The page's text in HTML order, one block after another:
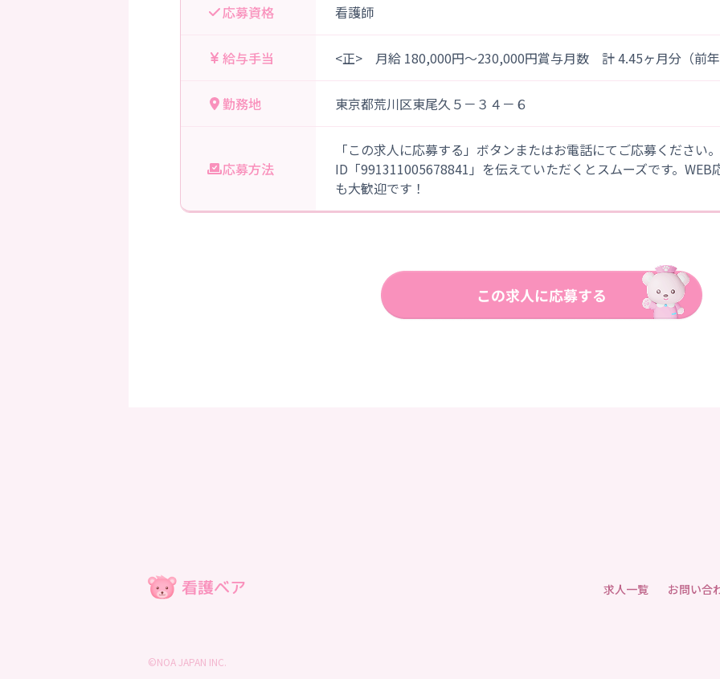
応募資格 看護師
給与手当 <正> 月給 180,000円～230,000円賞与月数 計 4.45ヶ月分（前
勤務地 東京都荒川区東尾久５－３４－６
応募方法
「この求人に応募する」ボタンまたはお電話にてご応募ください
ID「991311005678841」を伝えていただくとスムーズです。WEB
も大歓迎です！
求人一覧 お問い合
©NOA JAPAN INC.